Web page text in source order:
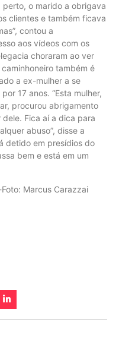
o marido a obrigava
clientes e também ficava
contou a
aos vídeos com os
choraram ao ver
também é
a ex-mulher a se
17 anos. “Esta mulher,
procurou abrigamento
Fica aí a dica para
abuso”, disse a
detido em presídios do
bem e está em um
Marcus Carazzai